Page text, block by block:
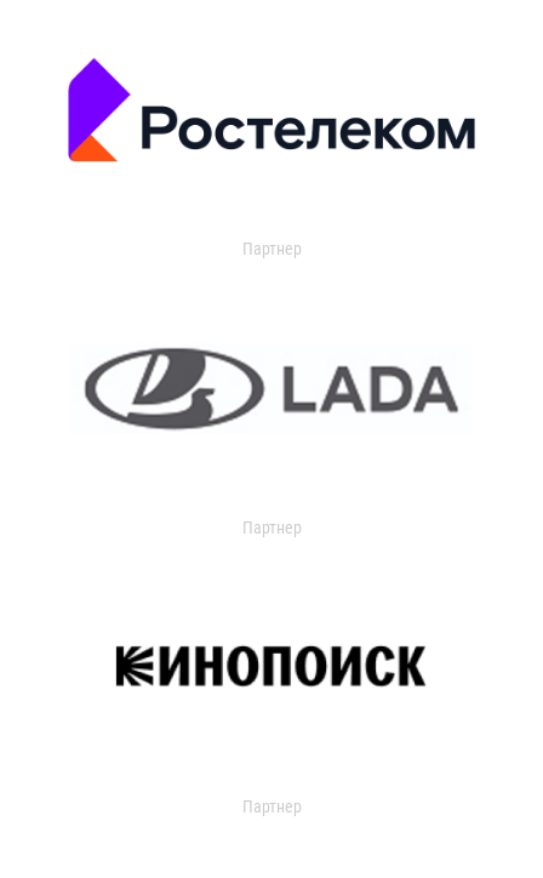
Партнер
Партнер
Партнер